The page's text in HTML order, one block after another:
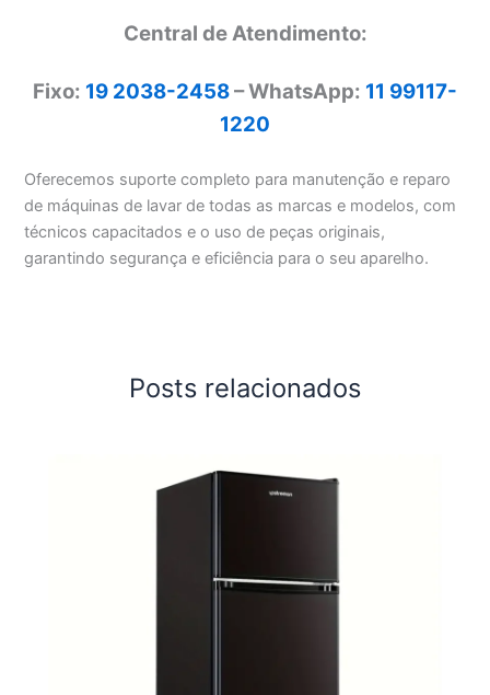
Central de Atendimento:
Fixo: 19 2038-2458– WhatsApp: 11 99117-
1220
Oferecemos suporte completo para manutenção e reparo
de máquinas de lavar de todas as marcas e modelos, com
técnicos capacitados e o uso de peças originais,
garantindo segurança e eficiência para o seu aparelho.
Posts relacionados